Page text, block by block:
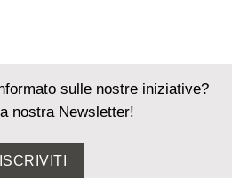
sulle nostre iniziative?
nostra Newsletter!
ISCRIVITI